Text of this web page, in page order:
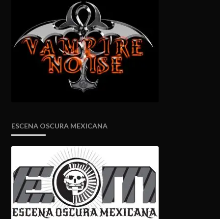
ESCENA OSCURA MEXICANA